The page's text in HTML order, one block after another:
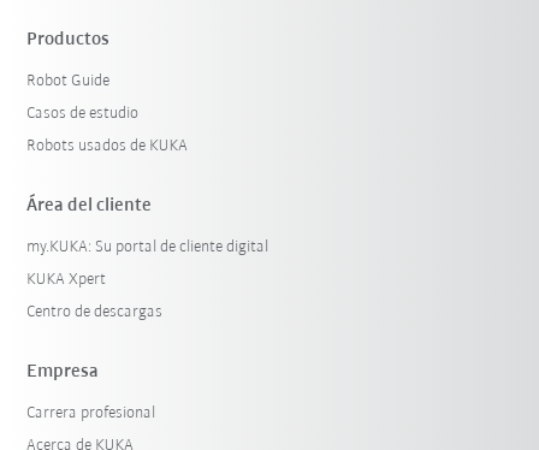
Productos
Robot Guide
Casos de estudio
Robots usados de KUKA
Área del cliente
my.KUKA: Su portal de cliente digital
KUKA Xpert
Centro de descargas
Empresa
Carrera profesional
Acerca de KUKA